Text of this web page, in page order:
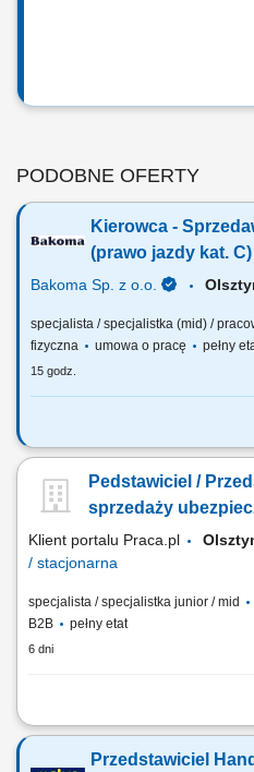
PODOBNE OFERTY
Kierowca -
(prawo jazdy kat. C)
Bakoma Sp. z o.o.
specjalista / specjalistka (mid) /
fizyczna
umowa o pracę pełny
15 godz.
Twój zakres obowiązków: Sprzedaż
obszarze. Budowanie długotrwałych
wprowadzanie nowych produktów.
Pedstawiciel /
sprzedaży
Klient portalu Praca.pl
/ stacjonarna
specjalista / specjalistka junior / mid
B2B
pełny etat
6 dni
Aktywne budowanie i długofalowe
dopasowania optymalnych planów
Przedstawiciel